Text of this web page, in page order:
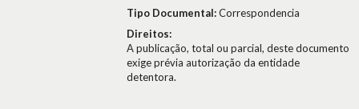
Tipo Documental:Correspondencia
Direitos:
A publicação, total ou parcial, deste documento
exige prévia autorização da entidade
detentora.